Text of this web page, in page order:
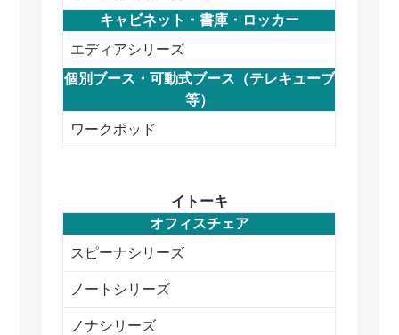
キャビネット・書庫・ロッカー
エディアシリーズ
個別ブース・可動式ブース（テレキューブ
等）
ワークポッド
イトーキ
オフィスチェア
スピーナシリーズ
ノートシリーズ
ノナシリーズ